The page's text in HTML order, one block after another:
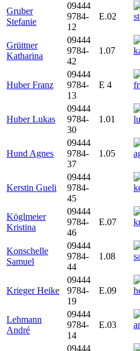
Gruber
Stefanie
09444
9784-
12
E.02
Grüttner
Katharina
09444
9784-
42
1.07
Huber Franz
09444
9784-
13
E 4
Huber Lukas
09444
9784-
30
1.01
Hund Agnes
09444
9784-
37
1.05
Kerstin Gueli
09444
9784-
45
Köglmeier
Kristina
09444
9784-
46
E.07
Konschelle
Samuel
09444
9784-
44
1.08
Krieger Heike
09444
9784-
19
E.09
Lehmann
André
09444
9784-
14
E.03
09444